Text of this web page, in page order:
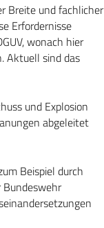
Breite und fachlicher
Erfordernisse
wonach hier
Aktuell sind das
und Explosion
abgeleitet
Beispiel durch
Bundeswehr